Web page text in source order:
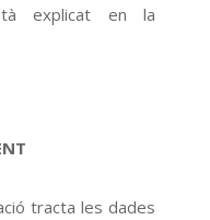
explicat en la
tracta les dades